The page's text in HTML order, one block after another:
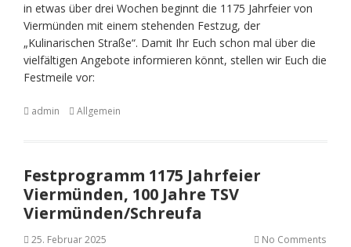
in etwas über drei Wochen beginnt die 1175 Jahrfeier von
Viermünden mit einem stehenden Festzug, der
„Kulinarischen Straße“. Damit Ihr Euch schon mal über die
vielfältigen Angebote informieren könnt, stellen wir Euch die
Festmeile vor:
admin Allgemein
Festprogramm 1175 Jahrfeier
Viermünden, 100 Jahre TSV
Viermünden/Schreufa
25. Februar 2025 No Comments